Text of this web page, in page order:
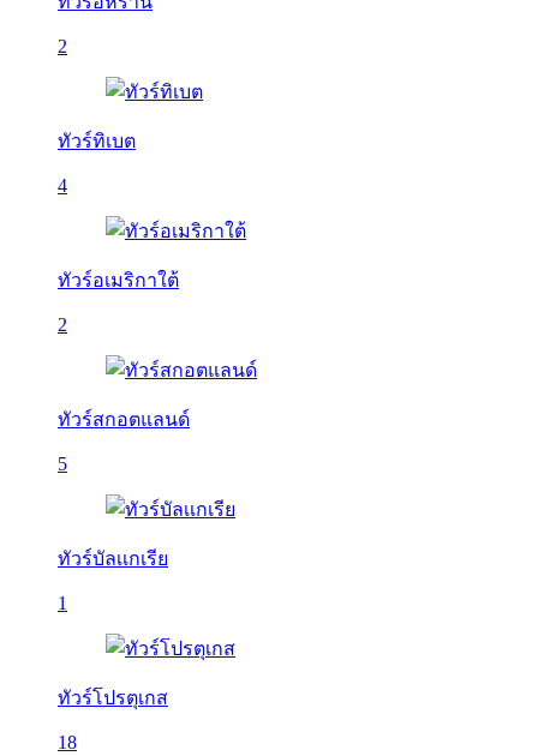
2
ทัวร์ทิเบต
4
ทัวร์อเมริกาใต้
2
ทัวร์สกอตแลนด์
5
ทัวร์บัลเเกเรีย
1
ทัวร์โปรตุเกส
18